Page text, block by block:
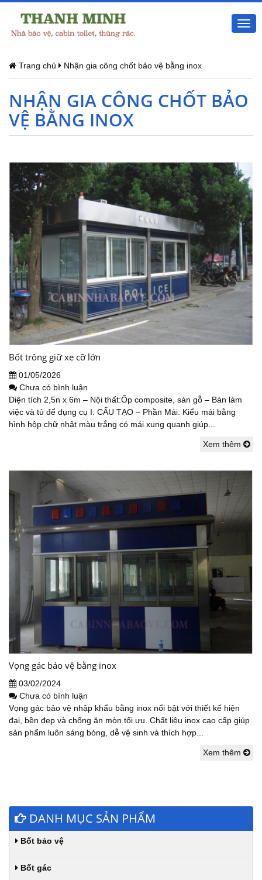
Trang chủ Nhận gia công chốt bảo vệ bằng inox
NHẬN GIA CÔNG CHỐT BẢO
VỆ BẰNG INOX
Bốt trông giữ xe cỡ lớn
01/05/2026
Chưa có bình luận
Diện tích 2,5n x 6m – Nội thất:Ốp composite, sàn gỗ – Bàn làm
việc và tủ để dụng cụ I. CẤU TẠO – Phần Mái: Kiểu mái bằng
hình hộp chữ nhật màu trắng có mái xung quanh giúp...
Xem thêm
Vọng gác bảo vệ bằng inox
03/02/2024
Chưa có bình luận
Vọng gác bảo vệ nhập khẩu bằng inox nổi bật với thiết kế hiện
đại, bền đẹp và chống ăn mòn tối ưu. Chất liệu inox cao cấp giúp
sản phẩm luôn sáng bóng, dễ vệ sinh và thích hợp...
Xem thêm
DANH MỤC SẢN PHẨM
Bốt bảo vệ
Bốt gác